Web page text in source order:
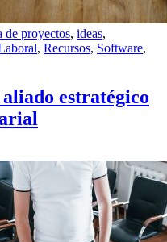
de proyectos, ideas,
, Recursos, Software,
estratégico